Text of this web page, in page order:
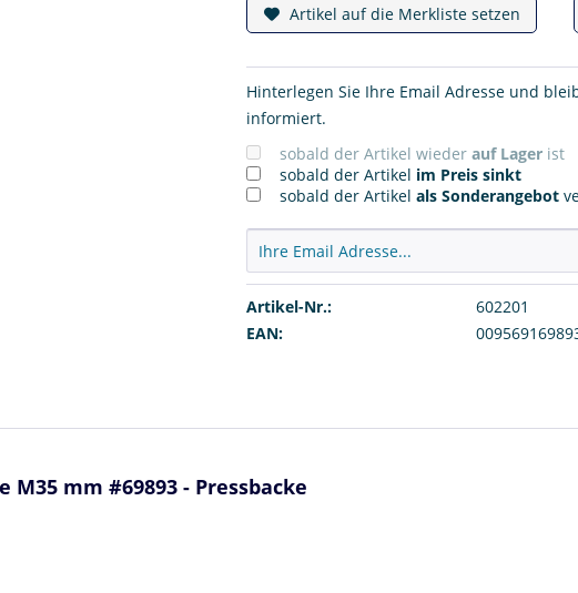
Artikel auf die Merkliste setzen
Hinterlegen Sie Ihre Email Adresse und
informiert.
sobald der Artikel wiederauf Lager ist
sobald der Artikel im Preis sinkt
sobald der Artikelals Sonderangebot
Artikel-Nr.:
602201
EAN:
M35 mm #69893 - Pressbacke